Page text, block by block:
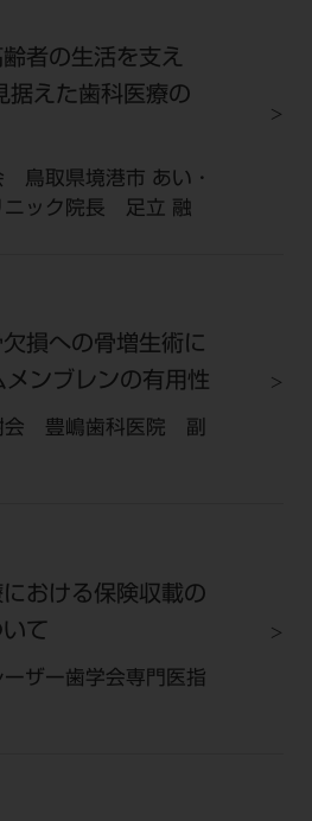
者の生活を支え
据えた歯科医療の
鳥取県境港市 あい・
ニック院長 足立 融
損への骨増生術に
ンブレンの有用性
会 豊嶋歯科医院 副
おける保険収載の
て
ザー歯学会専門医指